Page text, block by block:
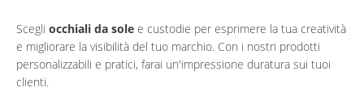
Scegli occhiali da sole e custodie per esprimere la tua creatività
e migliorare la visibilità del tuo marchio. Con i nostri prodotti
personalizzabili e pratici, farai un'impressione duratura sui tuoi
clienti.